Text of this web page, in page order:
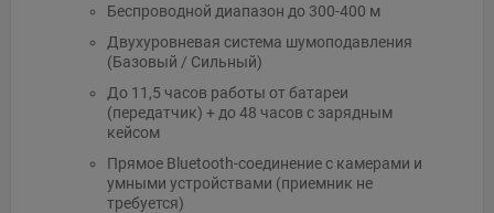
Беспроводной диапазон до 300-400 м
Двухуровневая система шумоподавления
(Базовый / Сильный)
До 11,5 часов работы от батареи
(передатчик) + до 48 часов с зарядным
кейсом
Прямое Bluetooth-соединение с камерами и
умными устройствами (приемник не
требуется)